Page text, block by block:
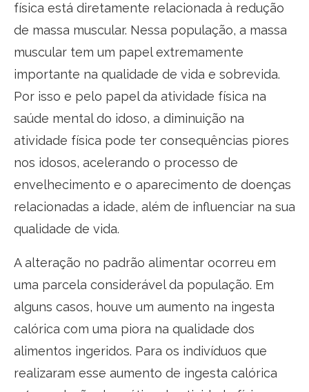
física está diretamente relacionada à redução
de massa muscular. Nessa população, a massa
muscular tem um papel extremamente
importante na qualidade de vida e sobrevida.
Por isso e pelo papel da atividade física na
saúde mental do idoso, a diminuição na
atividade física pode ter consequências piores
nos idosos, acelerando o processo de
envelhecimento e o aparecimento de doenças
relacionadas a idade, além de influenciar na sua
qualidade de vida.
A alteração no padrão alimentar ocorreu em
uma parcela considerável da população. Em
alguns casos, houve um aumento na ingesta
calórica com uma piora na qualidade dos
alimentos ingeridos. Para os indivíduos que
realizaram esse aumento de ingesta calórica